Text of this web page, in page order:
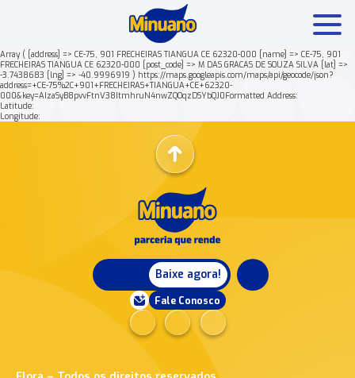
Array ( [address] => CE-75, 901 FRECHEIRAS TIANGUA CE 62320-000 [name] => CE-75, 901
FRECHEIRAS TIANGUA CE 62320-000 [post_code] => M DAS GRACAS DE SOUZA SILVA [lat] =>
-3.7438683 [lng] => -40.9996919 ) https://maps.googleapis.com/maps/api/geocode/json?
address=+CE-75%2C+901+FRECHEIRAS+TIANGUA+CE+62320-
000&key=AIzaSyB8pvvFtnV38ItmhruN4nwZQOqzDSYbQJ0Formatted Address:
Latitude:
Longitude:
Baixe agora!
Fale Conosco
Mais buscados: Produtos Minuano Rende +
Nossa história